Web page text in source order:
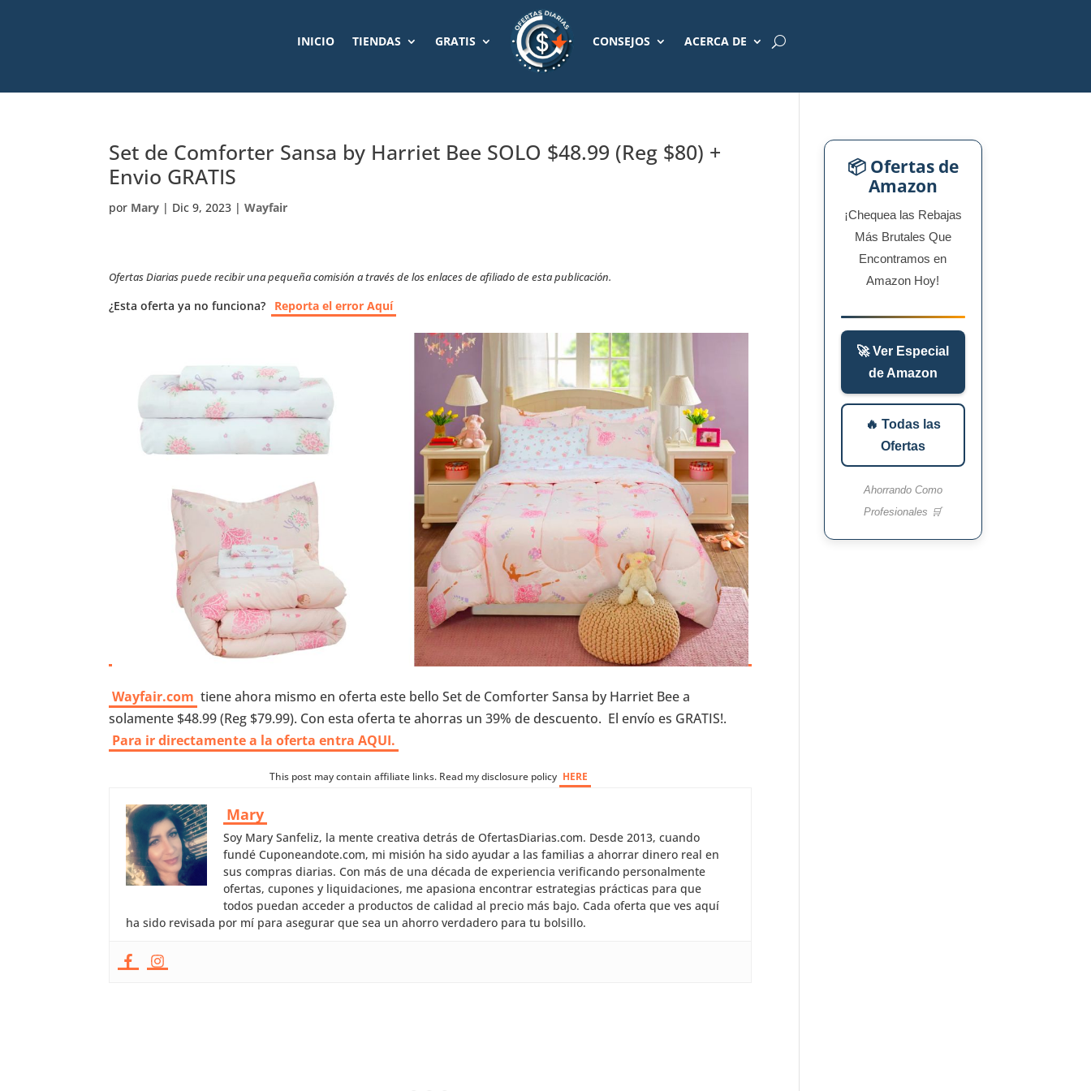
INICIO TIENDAS GRATIS CONSEJOS ACERCA DE
Set de Comforter Sansa by Harriet Bee SOLO $48.99 (Reg $80) +
Envio GRATIS
por Mary | Dic 9, 2023 |Wayfair
Ofertas Diarias puede recibir una pequeña comisión a través de los enlaces de afiliado de esta publicación.
¿Esta oferta ya no funciona? Reporta el error Aquí
Wayfair.com tiene ahora mismo en oferta este bello Set de Comforter Sansa by Harriet Bee a
solamente $48.99 (Reg $79.99). Con esta oferta te ahorras un 39% de descuento. El envío es GRATIS!.
Para ir directamente a la oferta entra AQUI.
This post may contain affiliate links. Read my disclosure policy HERE
Mary
Soy Mary Sanfeliz, la mente creativa detrás de OfertasDiarias.com. Desde 2013, cuando
fundé Cuponeandote.com, mi misión ha sido ayudar a las familias a ahorrar dinero real en
sus compras diarias. Con más de una década de experiencia verificando personalmente
ofertas, cupones y liquidaciones, me apasiona encontrar estrategias prácticas para que
todos puedan acceder a productos de calidad al precio más bajo. Cada oferta que ves aquí
ha sido revisada por mí para asegurar que sea un ahorro verdadero para tu bolsillo.
📦 Ofertas de
Amazon
¡Chequea las Rebajas
Más Brutales Que
Encontramos en
Amazon Hoy!
🚀 Ver Especial
de Amazon
🔥 Todas las
Ofertas
Ahorrando Como
Profesionales 🛒